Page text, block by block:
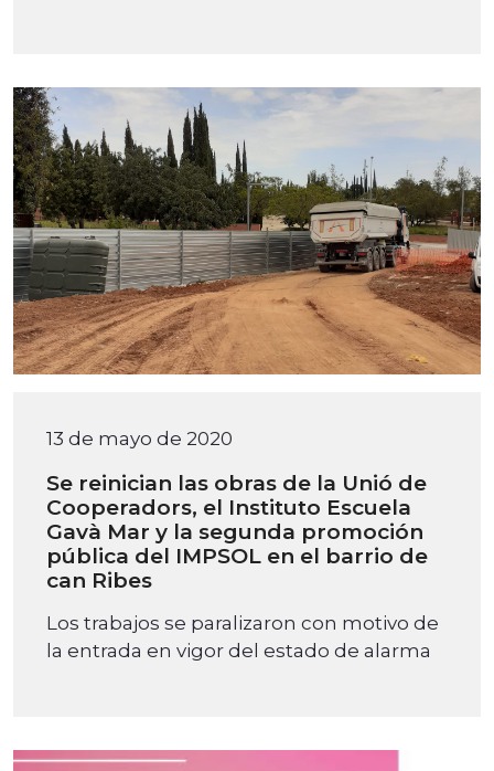
13 de mayo de 2020
Se reinician las obras de la Unió de
Cooperadors, el Instituto Escuela
Gavà Mar y la segunda promoción
pública del IMPSOL en el barrio de
can Ribes
Los trabajos se paralizaron con motivo de
la entrada en vigor del estado de alarma